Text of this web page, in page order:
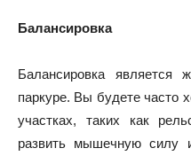
Балансировка
Балансировка
паркуре. Вы будете часто
участках, таких как
развить мышечную силу